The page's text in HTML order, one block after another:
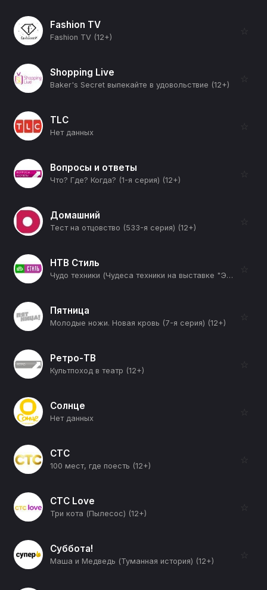
Fashion TV
Fashion TV (12+)
☆
Shopping Live
Baker's Secret выпекайте в удовольствие (12+)
☆
TLC
Нет данных
☆
Вопросы и ответы
Что? Где? Когда? (1-я серия) (12+)
☆
Домашний
Тест на отцовство (533-я серия) (12+)
☆
НТВ Стиль
Чудо техники (Чудеса техники на выставке "Экспо" в Дубае" и опасности игрушек из магазинов приколов) (12+)
☆
Пятница
Молодые ножи. Новая кровь (7-я серия) (12+)
☆
Ретро-ТВ
Культпоход в театр (12+)
☆
Солнце
Нет данных
☆
СТС
100 мест, где поесть (12+)
☆
СТС Love
Три кота (Пылесос) (12+)
☆
Суббота!
Маша и Медведь (Туманная история) (12+)
☆